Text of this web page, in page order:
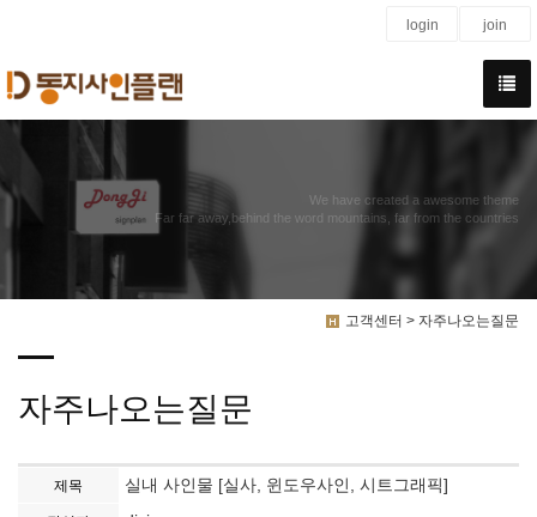
login join
We have created a awesome theme
Far far away,behind the word mountains, far from the countries
고객센터 > 자주나오는질문
자주나오는질문
제목 실내 사인물 [실사, 윈도우사인, 시트그래픽]